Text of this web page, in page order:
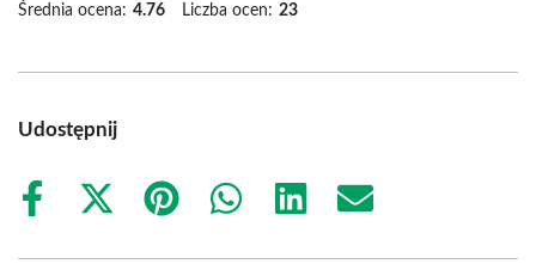
Średnia ocena: 4.76 Liczba ocen: 23
Udostępnij
Share
Share
(Twitter)
Share
Share
Share
Share